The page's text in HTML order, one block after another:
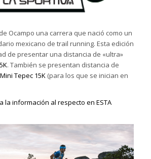
Ocampo una carrera que nació como un
mexicano de trail running. Esta edición
de presentar una distancia de «ultra»
. También se presentan distancia de
Mini Tepec 15K(para los que se inician en
la información al respecto en ESTA